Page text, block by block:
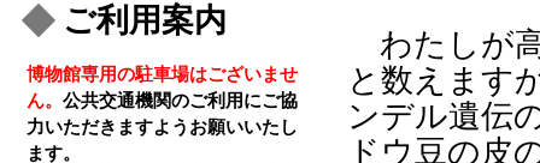
ご利用案内
博物館専用の駐車場はございませ
ん。 公共交通機関のご利用にご協
力いただきますようお願いいたし
ます。
わたしが
と数えます
ンデル遺伝
ドウ豆の皮